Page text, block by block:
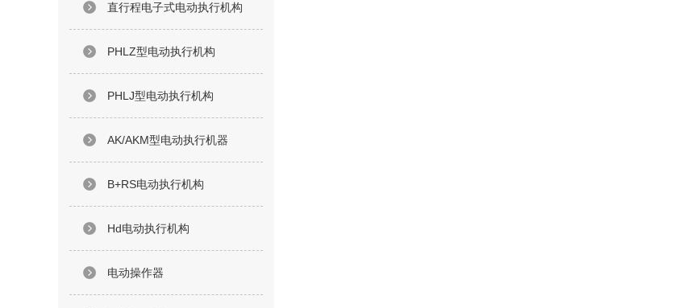
直行程电子式电动执行机构
PHLZ型电动执行机构
PHLJ型电动执行机构
AK/AKM型电动执行机器
B+RS电动执行机构
Hd电动执行机构
电动操作器